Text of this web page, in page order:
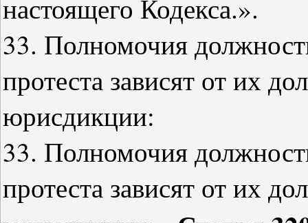
настоящего Кодекса.».
33. Полномочия
протеста зависят от их
юрисдикции:
33. Полномочия
протеста зависят от их